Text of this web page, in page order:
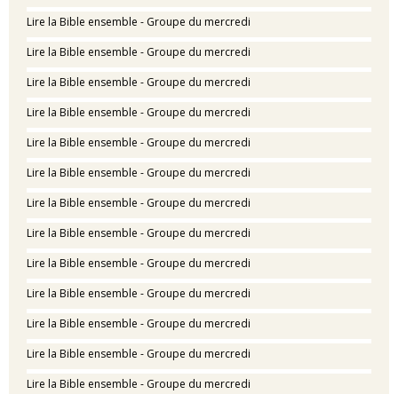
Lire la Bible ensemble - Groupe du mercredi
Lire la Bible ensemble - Groupe du mercredi
Lire la Bible ensemble - Groupe du mercredi
Lire la Bible ensemble - Groupe du mercredi
Lire la Bible ensemble - Groupe du mercredi
Lire la Bible ensemble - Groupe du mercredi
Lire la Bible ensemble - Groupe du mercredi
Lire la Bible ensemble - Groupe du mercredi
Lire la Bible ensemble - Groupe du mercredi
Lire la Bible ensemble - Groupe du mercredi
Lire la Bible ensemble - Groupe du mercredi
Lire la Bible ensemble - Groupe du mercredi
Lire la Bible ensemble - Groupe du mercredi